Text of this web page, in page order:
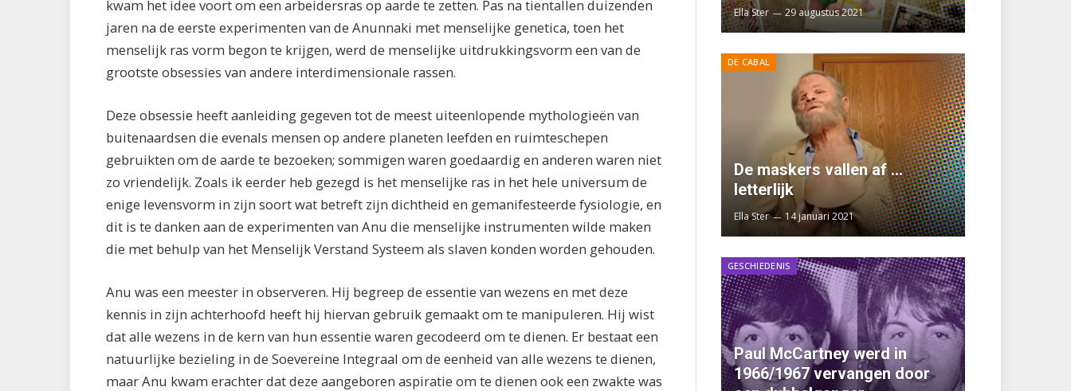
kwam het idee voort om een arbeidersras op aarde te zetten. Pas na tientallen duizenden
jaren na de eerste experimenten van de Anunnaki met menselijke genetica, toen het
menselijk ras vorm begon te krijgen, werd de menselijke uitdrukkingsvorm een van de
grootste obsessies van andere interdimensionale rassen.
Deze obsessie heeft aanleiding gegeven tot de meest uiteenlopende mythologieën van
buitenaardsen die evenals mensen op andere planeten leefden en ruimteschepen
gebruikten om de aarde te bezoeken; sommigen waren goedaardig en anderen waren niet
zo vriendelijk. Zoals ik eerder heb gezegd is het menselijke ras in het hele universum de
enige levensvorm in zijn soort wat betreft zijn dichtheid en gemanifesteerde fysiologie, en
dit is te danken aan de experimenten van Anu die menselijke instrumenten wilde maken
die met behulp van het Menselijk Verstand Systeem als slaven konden worden gehouden.
Anu was een meester in observeren. Hij begreep de essentie van wezens en met deze
kennis in zijn achterhoofd heeft hij hiervan gebruik gemaakt om te manipuleren. Hij wist
dat alle wezens in de kern van hun essentie waren gecodeerd om te dienen. Er bestaat een
natuurlijke bezieling in de Soevereine Integraal om de eenheid van alle wezens te dienen,
maar Anu kwam erachter dat deze aangeboren aspiratie om te dienen ook een zwakte was
Ella Ster 29 augustus 2021
DE CABAL
De maskers vallen af …
letterlijk
Ella Ster 14 januari 2021
GESCHIEDENIS
Paul McCartney werd in
1966/1967 vervangen door